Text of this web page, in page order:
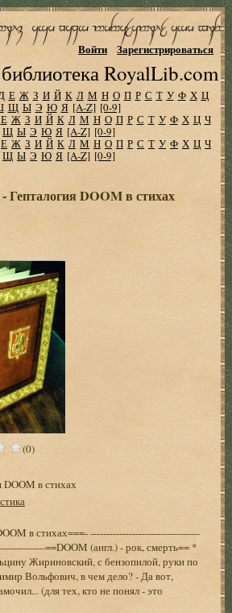
RoyalLib.com
Войти Зарегистрироваться
Е Ж З И Й К Л М Н О П Р С Т У Ф Х Ц
Щ Ы Э Ю Я [A-Z] [0-9]
Е Ж З И Й К Л М Н О П Р С Т У Ф Х Ц Ч
Щ Ы Э Ю Я [A-Z] [0-9]
Е Ж З И Й К Л М Н О П Р С Т У Ф Х Ц Ч
Щ Ы Э Ю Я [A-Z] [0-9]
Гепталогия DOOM в стихах
(0)
DOOM в стихах
в стихах===- ----------------------------------
==DOOM (англ.) - рок, смерть== *
Жириновский, с бензопилой, руки по
Вольфович, в чем дело? - Да вот,
(для тех, кто не понял - это